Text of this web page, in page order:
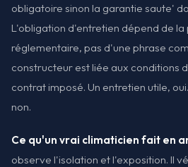
obligatoire sinon la garantie saute'
L'obligation d'entretien dépend de
réglementaire, pas d'une phrase
constructeur est liée aux conditions
contrat imposé. Un entretien utile,
non.
Ce qu'un vrai climaticien fait en
observe l'isolation et l'exposition. Il